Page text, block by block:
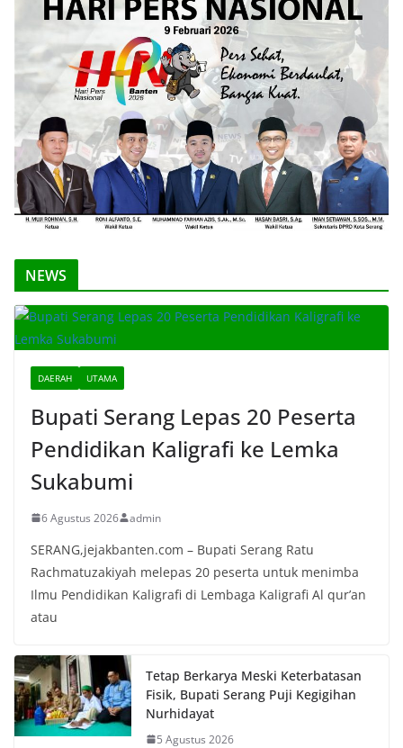
NEWS
DAERAH UTAMA
Bupati Serang Lepas 20 Peserta
Pendidikan Kaligrafi ke Lemka
Sukabumi
6 Agustus 2026 admin
SERANG,jejakbanten.com – Bupati Serang Ratu
Rachmatuzakiyah melepas 20 peserta untuk menimba
Ilmu Pendidikan Kaligrafi di Lembaga Kaligrafi Al qur’an
atau
Tetap Berkarya Meski Keterbatasan
Fisik, Bupati Serang Puji Kegigihan
Nurhidayat
5 Agustus 2026